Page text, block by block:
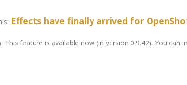
Effects have finally arrived for
This feature is available now (in version 0.9.42). You can